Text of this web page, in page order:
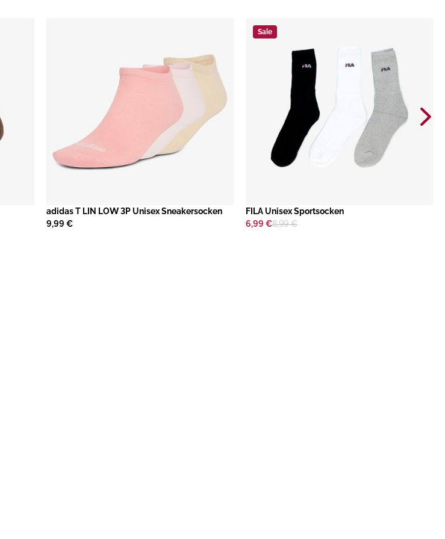
adidas T LIN LOW 3P Unisex Sneakersocken
9,99 €
Sale
FILA Unisex Sportsocken
6,99 €8,99 €